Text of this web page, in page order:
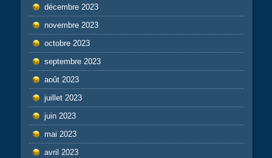
décembre 2023
novembre 2023
octobre 2023
septembre 2023
août 2023
juillet 2023
juin 2023
mai 2023
avril 2023